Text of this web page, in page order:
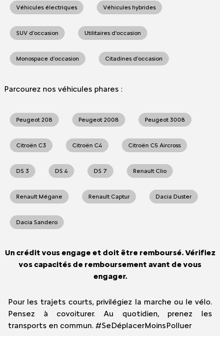
Véhicules électriques Véhicules hybrides
SUV d'occasion Utilitaires d'occasion
Monospace d'occasion Citadines d'occasion
Parcourez nos véhicules phares :
Peugeot 208 Peugeot 2008 Peugeot 3008
Citroën C3 Citroën C4 Citroën C5 Aircross
DS 3 DS 4 DS 7 Renault Clio
Renault Mégane Renault Captur Dacia Duster
Dacia Sandero
Un crédit vous engage et doit être remboursé. Vérifiez
vos capacités de remboursement avant de vous
engager.
Pour les trajets courts, privilégiez la marche ou le vélo.
Pensez à covoiturer. Au quotidien, prenez les
transports en commun. #SeDéplacerMoinsPolluer